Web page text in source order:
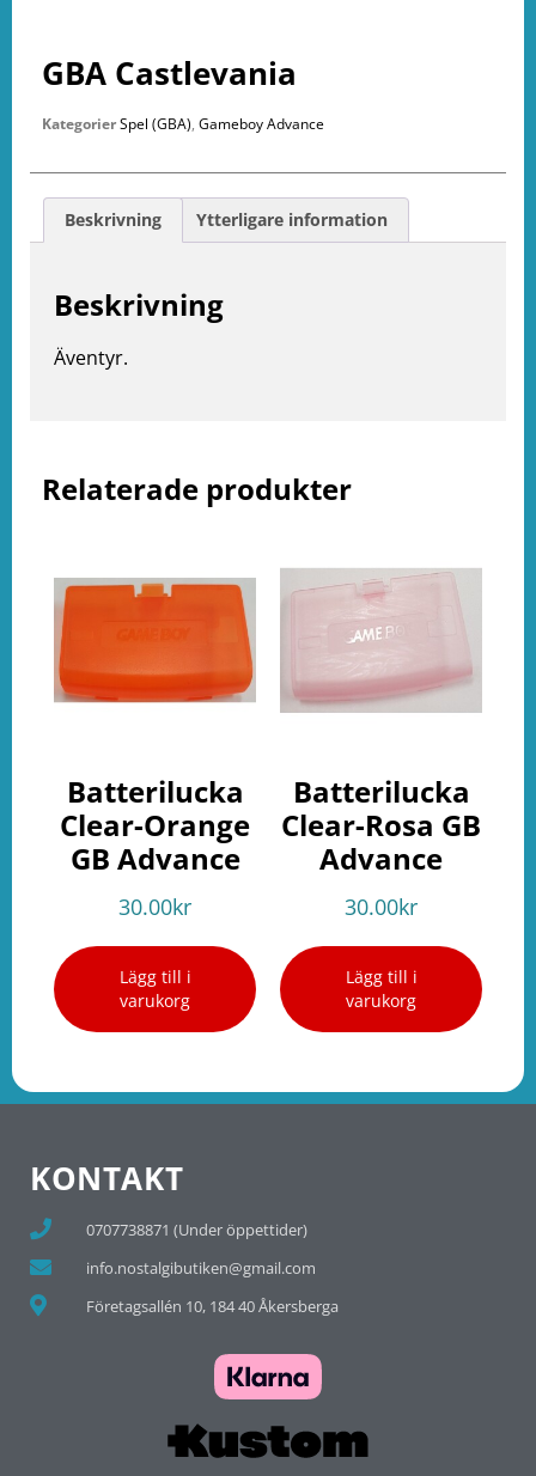
Relaterade produkter
Batterilucka
Clear-Orange
GB Advance
30.00kr
Lägg till i
varukorg
Batterilucka
Clear-Rosa GB
Advance
30.00kr
Lägg till i
varukorg
GBA Castlevania
KategorierSpel (GBA), Gameboy Advance
Beskrivning Ytterligare information
Beskrivning
Äventyr.
KONTAKT
0707738871 (Under öppettider)
info.nostalgibutiken@gmail.com
Företagsallén 10, 184 40 Åkersberga